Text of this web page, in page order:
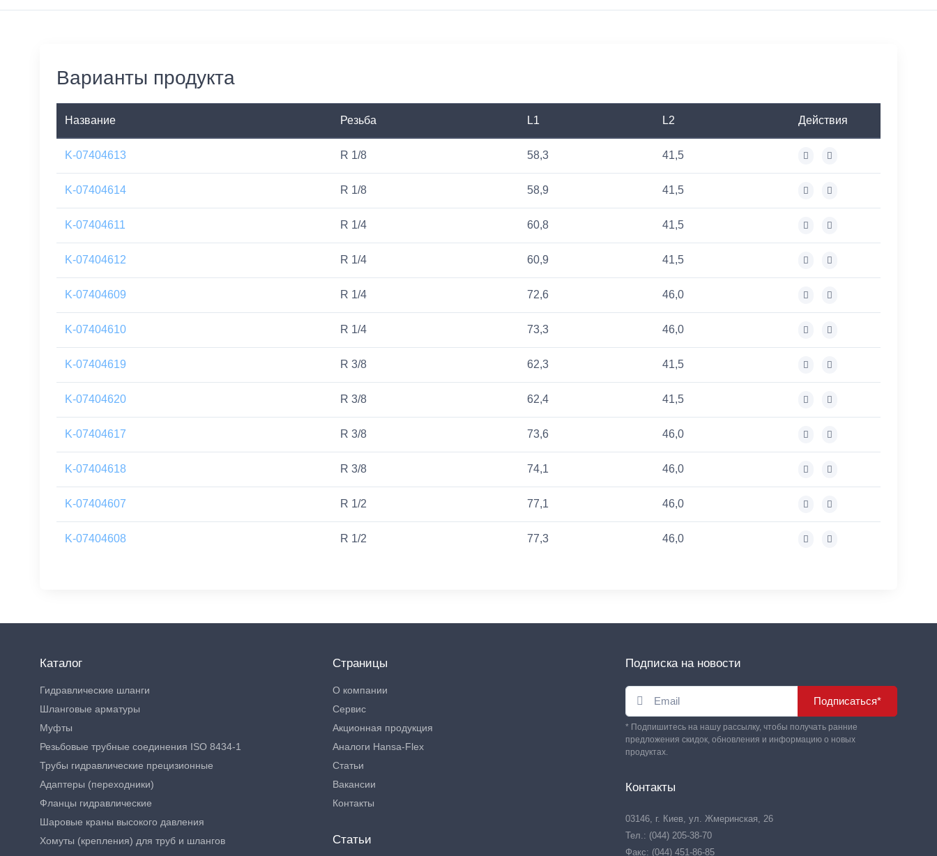
Варианты продукта
Название Резьба L1 L2 Действия
K-07404613 R 1/8 58,3 41,5
K-07404614 R 1/8 58,9 41,5
K-07404611 R 1/4 60,8 41,5
K-07404612 R 1/4 60,9 41,5
K-07404609 R 1/4 72,6 46,0
K-07404610 R 1/4 73,3 46,0
K-07404619 R 3/8 62,3 41,5
K-07404620 R 3/8 62,4 41,5
K-07404617 R 3/8 73,6 46,0
K-07404618 R 3/8 74,1 46,0
K-07404607 R 1/2 77,1 46,0
K-07404608 R 1/2 77,3 46,0
Каталог
Гидравлические шланги
Шланговые арматуры
Муфты
Резьбовые трубные соединения ISO 8434-1
Трубы гидравлические прецизионные
Адаптеры (переходники)
Фланцы гидравлические
Шаровые краны высокого давления
Хомуты (крепления) для труб и шлангов
Страницы
О компании
Сервис
Акционная продукция
Аналоги Hansa-Flex
Статьи
Вакансии
Контакты
Статьи
Подписка на новости
Подписаться*
* Подпишитесь на нашу рассылку, чтобы получать ранние
предложения скидок, обновления и информацию о новых
продуктах.
Контакты
03146, г. Киев, ул. Жмеринская, 26
Тел.: (044) 205-38-70
Факс: (044) 451-86-85